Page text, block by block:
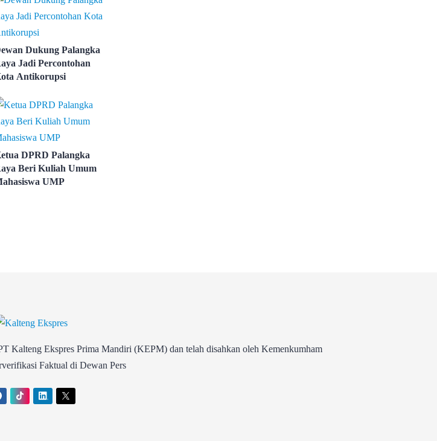
Dukung Palangka
Jadi Percontohan
Antikorupsi
DPRD Palangka
Beri Kuliah Umum
UMP
Kalteng Ekspres Prima Mandiri (KEPM) dan telah disahkan oleh Kemenkumham
Faktual di Dewan Pers